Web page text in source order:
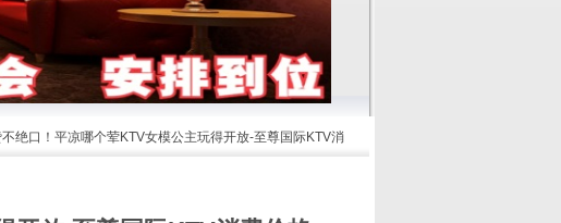
绝口！平凉哪个荤KTV女模公主玩得开放-至尊国际KTV消